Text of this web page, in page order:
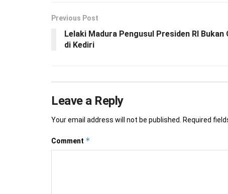
Previous Post
Lelaki Madura Pengusul Presiden RI
di Kediri
Leave a Reply
Your email address will not be published. Required
Comment *